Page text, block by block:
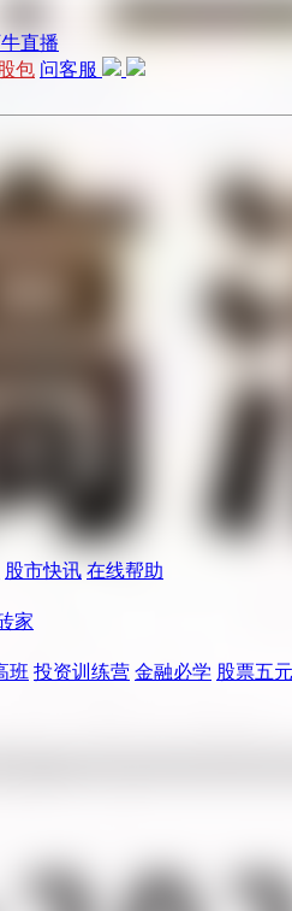
包 问客服
股市快讯 在线帮助
家
班 投资训练营 金融必学 股票五